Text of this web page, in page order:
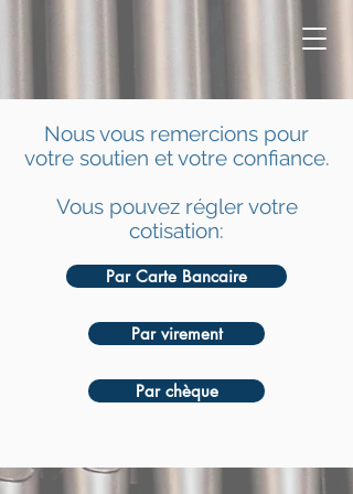
Nous vous remercions pour
votre soutien et votre confiance.
Vous pouvez régler votre
cotisation:
Par Carte Bancaire
Par virement
Par chèque